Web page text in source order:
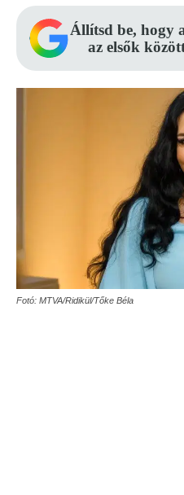
Állítsd be, hogy
az elsők
Fotó: MTVA/Ridikül/Tőke Béla